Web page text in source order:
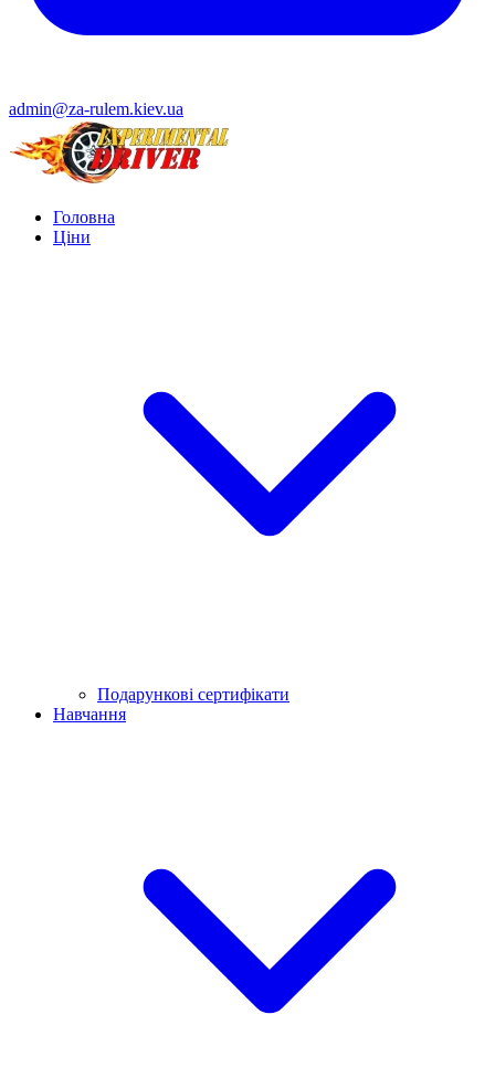
admin@za-rulem.kiev.ua
Головна
Ціни
Подарункові сертифікати
Навчання